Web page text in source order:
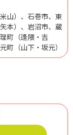
山）、石巻市、東
本）、岩沼市、蔵
町（逢隈・吉
町（山下・坂元）